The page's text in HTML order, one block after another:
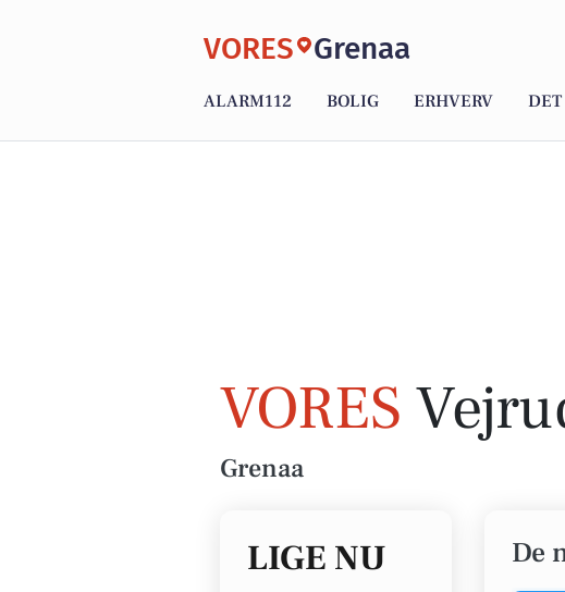
VORES Grenaa
ALARM112 BOLIG ERHVERV DET
VORES
Grenaa
LIGE NU De